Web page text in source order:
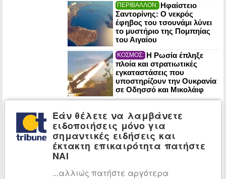
ΠΕΡΙΒΑΛΛΟΝ: Ηφαίστειο
Σαντορίνης: Ο νεκρός
έφηβος του τσουνάμι λύνει
το μυστήριο της Πομπηίας
του Αιγαίου
ΚΟΣΜΟΣ: Η Ρωσία έπληξε
πλοία και στρατιωτικές
εγκαταστάσεις που
υποστηρίζουν την Ουκρανία
σε Οδησσό και Μικολάιφ
πόλεμος» στο διάστημα –
Μάχες για βάσεις και
φυσικούς πόρους στη
Σελήνη
Στενά του Ορμούζ
Εάν θέλετε να λαμβάνετε
ειδοποιήσεις μόνο για
σημαντικές ειδήσεις και
έκτακτη επικαιρότητα πατήστε
ΝΑΙ
...αλλιώς πατήστε αργότερα